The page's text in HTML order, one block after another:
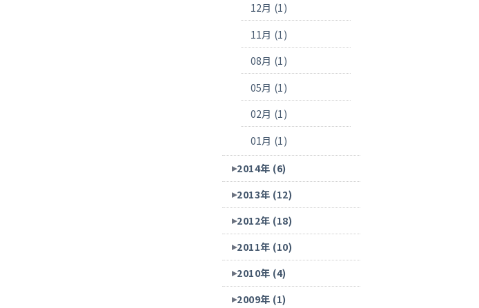
12月 (1)
11月 (1)
08月 (1)
05月 (1)
02月 (1)
01月 (1)
2014年 (6)
2013年 (12)
2012年 (18)
2011年 (10)
2010年 (4)
2009年 (1)